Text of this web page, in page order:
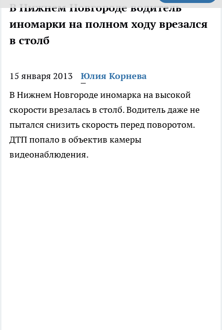
В Нижнем Новгороде водитель
иномарки на полном ходу врезался
в столб
15 января 2013
Юлия Корнева
В Нижнем Новгороде иномарка на высокой
скорости врезалась в столб. Водитель даже не
пытался снизить скорость перед поворотом.
ДТП попало в объектив камеры
видеонаблюдения.